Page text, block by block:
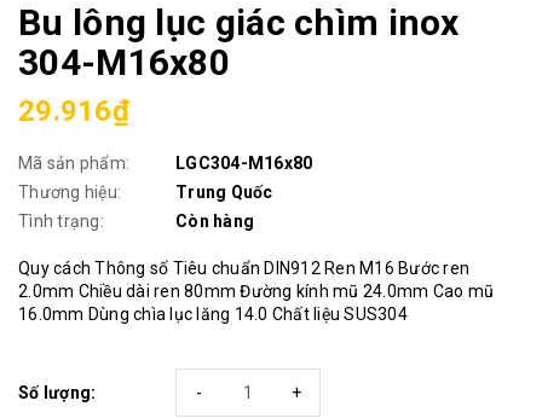
Bu lông lục giác chìm inox
304-M16x80
29.916₫
Mã sản phẩm:
LGC304-M16x80
Thương hiệu:
Trung Quốc
Tình trạng:
Còn hàng
Quy cách Thông số Tiêu chuẩn DIN912 Ren M16 Bước ren
2.0mm Chiều dài ren 80mm Đường kính mũ 24.0mm Cao mũ
16.0mm Dùng chìa lục lăng 14.0 Chất liệu SUS304
Số lượng: +
-